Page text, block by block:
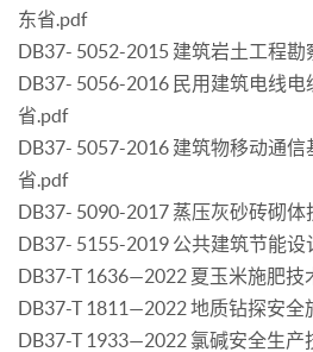
东省.pdf
DB37- 5052-2015 建筑岩土工程勘
DB37- 5056-2016 民用建筑电线电
省.pdf
DB37- 5057-2016 建筑物移动通信
省.pdf
DB37- 5090-2017 蒸压灰砂砖砌体
DB37- 5155-2019 公共建筑节能设
DB37-T 1636—2022 夏玉米施肥技
DB37-T 1811—2022 地质钻探安全
DB37-T 1933—2022 氯碱安全生产